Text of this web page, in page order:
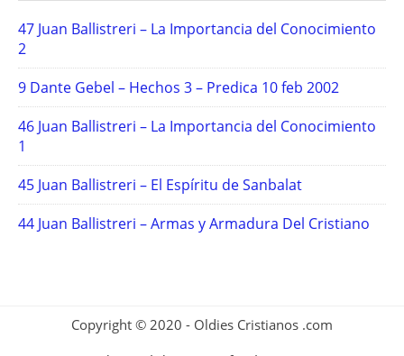
47 Juan Ballistreri – La Importancia del Conocimiento
2
9 Dante Gebel – Hechos 3 – Predica 10 feb 2002
46 Juan Ballistreri – La Importancia del Conocimiento
1
45 Juan Ballistreri – El Espíritu de Sanbalat
44 Juan Ballistreri – Armas y Armadura Del Cristiano
Copyright © 2020 - Oldies Cristianos .com